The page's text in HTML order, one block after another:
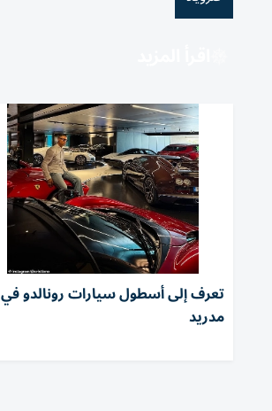
تعرف إلى أسطول سيارات رونالدو في
مدريد